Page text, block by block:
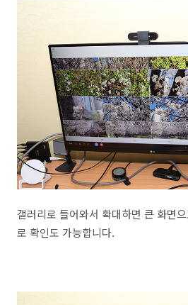
갤러리로 들어와서 확대하면 큰 화면
로 확인도 가능합니다.